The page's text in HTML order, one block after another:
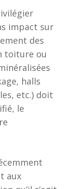
impact sur
des
toiture ou
halls
etc.) doit
le
aux